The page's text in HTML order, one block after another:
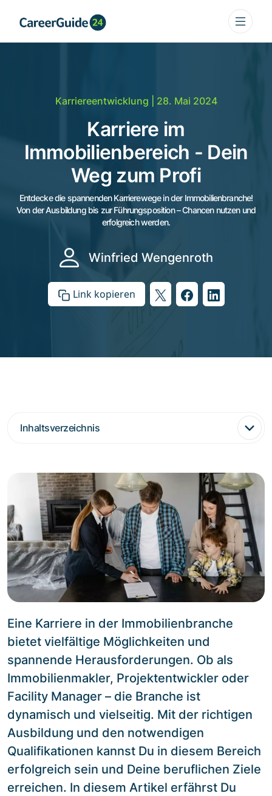
Karriereentwicklung | 28. Mai 2024
Karriere im
Immobilienbereich - Dein
Weg zum Profi
Entdecke die spannenden Karrierewege in der Immobilienbranche!
Von der Ausbildung bis zur Führungsposition – Chancen nutzen und
erfolgreich werden.
Winfried Wengenroth
Link kopieren
Inhaltsverzeichnis
Eine Karriere in der Immobilienbranche
bietet vielfältige Möglichkeiten und
spannende Herausforderungen. Ob als
Immobilienmakler, Projektentwickler oder
Facility Manager – die Branche ist
dynamisch und vielseitig. Mit der richtigen
Ausbildung und den notwendigen
Qualifikationen kannst Du in diesem Bereich
erfolgreich sein und Deine beruflichen Ziele
erreichen. In diesem Artikel erfährst Du